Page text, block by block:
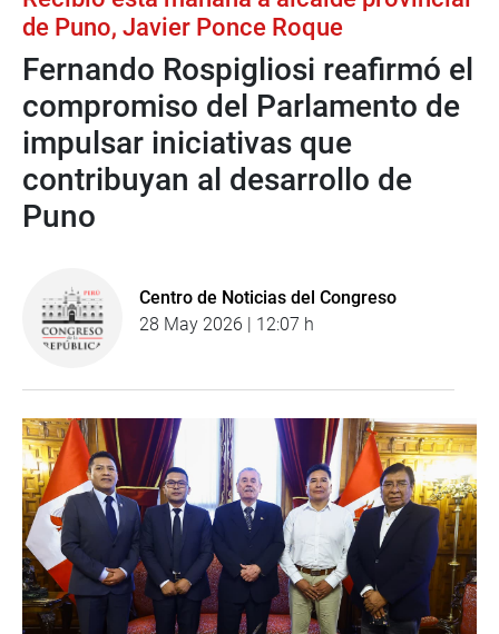
de Puno, Javier Ponce Roque
Fernando Rospigliosi reafirmó el
compromiso del Parlamento de
impulsar iniciativas que
contribuyan al desarrollo de
Puno
Centro de Noticias del Congreso
28 May 2026 | 12:07 h